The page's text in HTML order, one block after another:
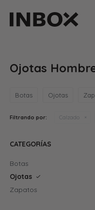
Ojotas
Botas Ojotas
Filtrando por: Calzado
CATEGORÍAS
Botas
Ojotas
Zapatos